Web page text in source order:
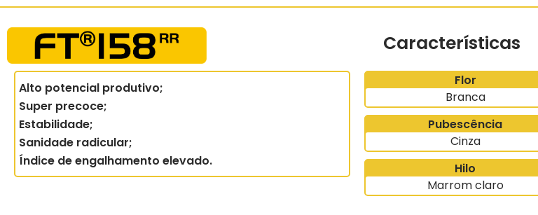
Características
Alto potencial produtivo;
Super precoce;
Estabilidade;
Sanidade radicular;
Índice de engalhamento elevado.
Flor
Branca
Pubescência
Cinza
Hilo
Marrom claro